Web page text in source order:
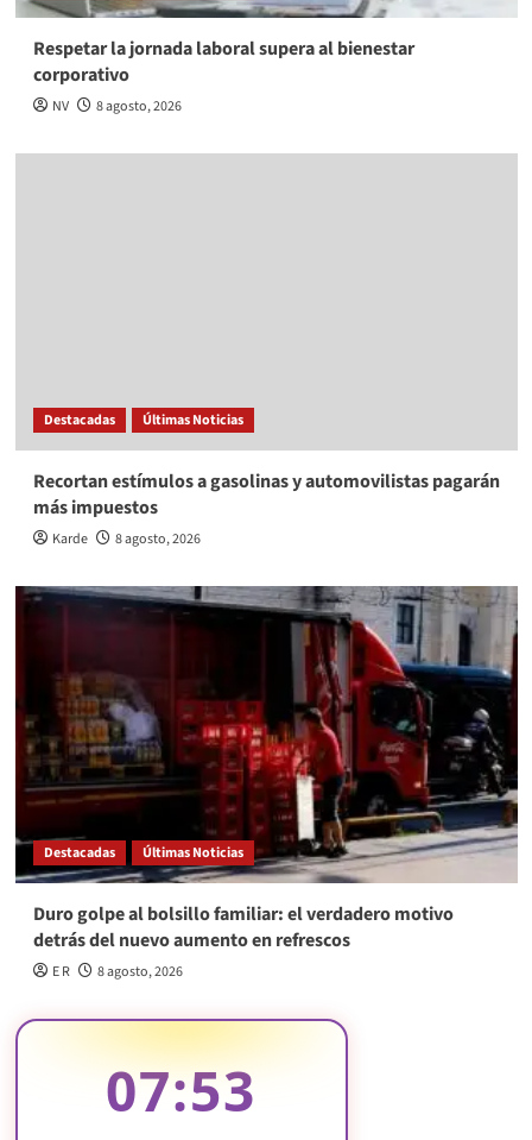
Respetar la jornada laboral supera al bienestar
corporativo
NV 8 agosto, 2026
Destacadas Últimas Noticias
Recortan estímulos a gasolinas y automovilistas pagarán
más impuestos
Karde 8 agosto, 2026
Destacadas Últimas Noticias
Duro golpe al bolsillo familiar: el verdadero motivo
detrás del nuevo aumento en refrescos
E R 8 agosto, 2026
07:53